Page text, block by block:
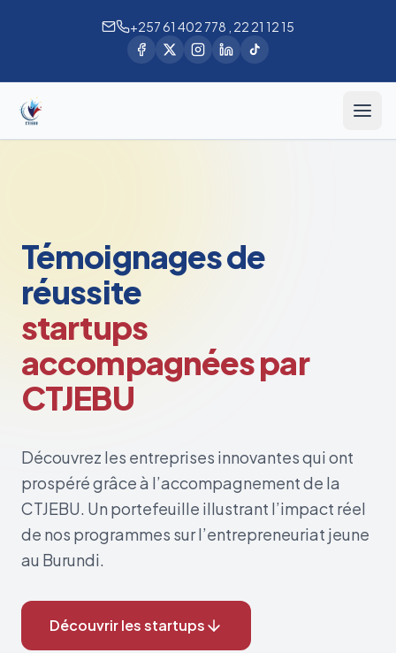
+257 61 402 778 , 22 21 12 15
Témoignages de
réussite
startups
accompagnées par
CTJEBU
Découvrez les entreprises innovantes qui ont
prospéré grâce à l’accompagnement de la
CTJEBU. Un portefeuille illustrant l’impact réel
de nos programmes sur l’entrepreneuriat jeune
au Burundi.
Découvrir les startups